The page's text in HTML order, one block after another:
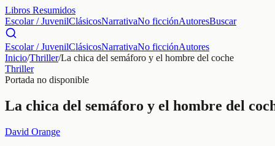
Libros Resumidos
Escolar / JuvenilClásicosNarrativaNo ficciónAutoresBuscar
Escolar / JuvenilClásicosNarrativaNo ficciónAutores
Inicio/Thriller/La chica del semáforo y el hombre del coche
Thriller
Portada no disponible
La chica del semáforo y el hombre del
David Orange